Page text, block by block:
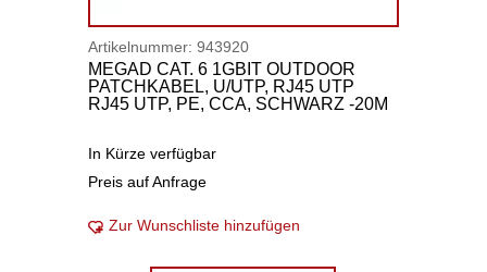
Artikelnummer: 943920
MEGAD CAT. 6 1GBIT OUTDOOR
PATCHKABEL, U/UTP, RJ45 UTP
RJ45 UTP, PE, CCA, SCHWARZ -20M
In Kürze verfügbar
Preis auf Anfrage
Zur Wunschliste hinzufügen